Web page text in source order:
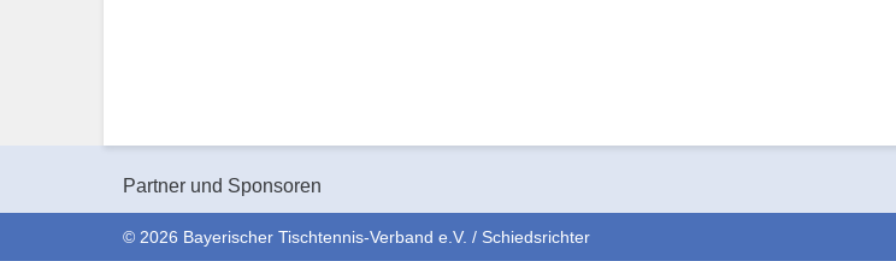
Partner und Sponsoren
© 2026 Bayerischer Tischtennis-Verband e.V. / Schiedsrichter